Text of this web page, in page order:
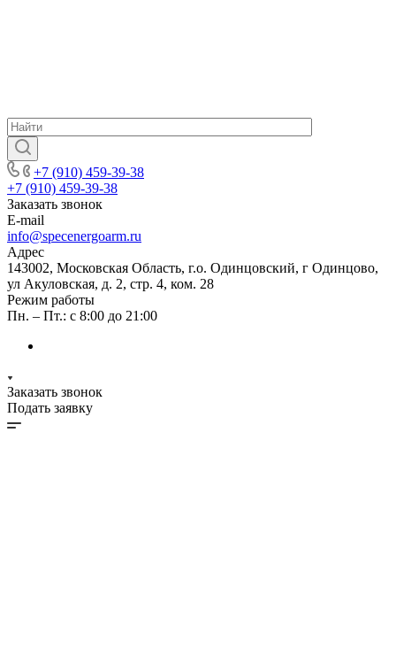
+7 (910) 459-39-38
+7 (910) 459-39-38
Заказать звонок
E-mail
info@specenergoarm.ru
Адрес
143002, Московская Область, г.о. Одинцовский, г Одинцово,
ул Акуловская, д. 2, стр. 4, ком. 28
Режим работы
Пн. – Пт.: с 8:00 до 21:00
Заказать звонок
Подать заявку